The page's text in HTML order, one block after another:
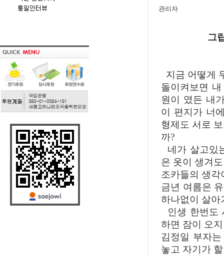
관리자
그
지금 어떻게
돌이켜보면
원이 였든 내
이 편지가 너
형제도 서로
까?
네가 살고있
은 옷이 생겨
조카들의 생
금년 여름은
하나없이 살아
인생 한번도
하면 잠이 오
김정일 부자
놓고 자기가